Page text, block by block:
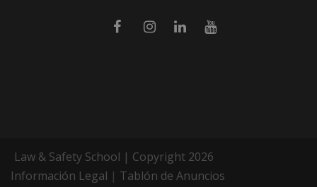
Law & Safety School | Copyright 2026
Información Legal | Tablón de Anuncios